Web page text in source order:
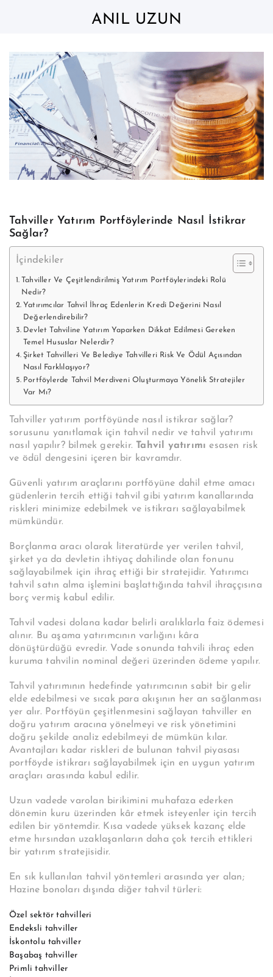
ANIL UZUN
Tahviller Yatırım Portföylerinde Nasıl İstikrar
Sağlar?
İçindekiler
Tahviller Ve Çeşitlendirilmiş Yatırım Portföylerindeki Rolü
Nedir?
Yatırımcılar Tahvil İhraç Edenlerin Kredi Değerini Nasıl
Değerlendirebilir?
Devlet Tahviline Yatırım Yaparken Dikkat Edilmesi Gereken
Temel Hususlar Nelerdir?
Şirket Tahvilleri Ve Belediye Tahvilleri Risk Ve Ödül Açısından
Nasıl Farklılaşıyor?
Portföylerde Tahvil Merdiveni Oluşturmaya Yönelik Stratejiler
Var Mı?
Tahviller yatırım portföyünde nasıl istikrar sağlar?
sorusunu yanıtlamak için tahvil nedir ve tahvil yatırımı
nasıl yapılır? bilmek gerekir. Tahvil yatırımı esasen risk
ve ödül dengesini içeren bir kavramdır.
Güvenli yatırım araçlarını portföyüne dahil etme amacı
güdenlerin tercih ettiği tahvil gibi yatırım kanallarında
riskleri minimize edebilmek ve istikrarı sağlayabilmek
mümkündür.
Borçlanma aracı olarak literatürde yer verilen tahvil,
şirket ya da devletin ihtiyaç dahilinde olan fonunu
sağlayabilmek için ihraç ettiği bir stratejidir. Yatırımcı
tahvil satın alma işlemini başlattığında tahvil ihraççısına
borç vermiş kabul edilir.
Tahvil vadesi dolana kadar belirli aralıklarla faiz ödemesi
alınır. Bu aşama yatırımcının varlığını kâra
dönüştürdüğü evredir. Vade sonunda tahvili ihraç eden
kuruma tahvilin nominal değeri üzerinden ödeme yapılır.
Tahvil yatırımının hedefinde yatırımcının sabit bir gelir
elde edebilmesi ve sıcak para akışının her an sağlanması
yer alır. Portföyün çeşitlenmesini sağlayan tahviller en
doğru yatırım aracına yönelmeyi ve risk yönetimini
doğru şekilde analiz edebilmeyi de mümkün kılar.
Avantajları kadar riskleri de bulunan tahvil piyasası
portföyde istikrarı sağlayabilmek için en uygun yatırım
araçları arasında kabul edilir.
Uzun vadede varolan birikimini muhafaza ederken
dönemin kuru üzerinden kâr etmek isteyenler için tercih
edilen bir yöntemdir. Kısa vadede yüksek kazanç elde
etme hırsından uzaklaşanların daha çok tercih ettikleri
bir yatırım stratejisidir.
En sık kullanılan tahvil yöntemleri arasında yer alan;
Hazine bonoları dışında diğer tahvil türleri:
Özel sektör tahvilleri
Endeksli tahviller
İskontolu tahviller
Başabaş tahviller
Primli tahviller